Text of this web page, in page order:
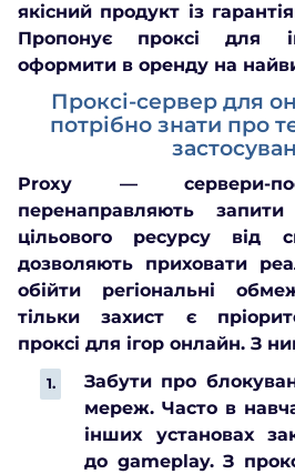
якісний продукт із
Пропонує проксі для
оформити в оренду на
Проксі-сервер для
потрібно знати про
Proxy — сервери-
перенаправляють
цільового ресурсу від
дозволяють приховати
обійти регіональні
тільки захист є
проксі для ігор онлайн. З
Забути про
мереж. Часто в
інших установах
до gameplay. З